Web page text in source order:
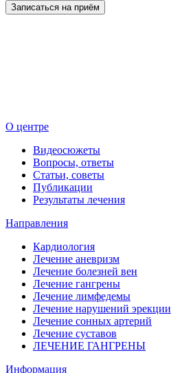
Записаться на приём
О центре
Видеосюжеты
Вопросы, ответы
Статьи, советы
Публикации
Результаты лечения
Направления
Кардиология
Лечение аневризм
Лечение болезней вен
Лечение гангрены
Лечение лимфедемы
Лечение нарушений эрекции
Лечение сонных артерий
Лечение суставов
ЛЕЧЕНИЕ ГАНГРЕНЫ
Информация